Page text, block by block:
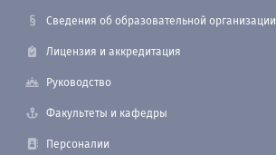
Сведения об образовательной организации
Лицензия и аккредитация
Руководство
Факультеты и кафедры
Персоналии